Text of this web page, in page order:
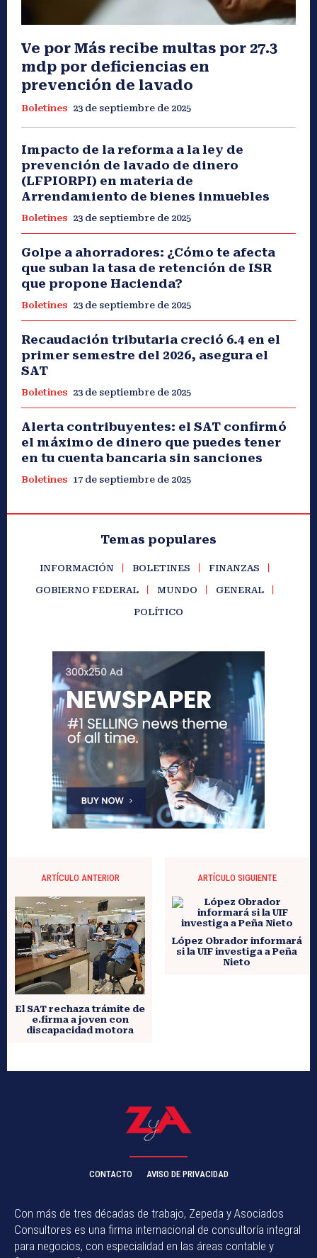
Ve por Más recibe multas por 27.3
mdp por deficiencias en
prevención de lavado
Boletines 23 de septiembre de 2025
Impacto de la reforma a la ley de
prevención de lavado de dinero
(LFPIORPI) en materia de
Arrendamiento de bienes inmuebles
Boletines 23 de septiembre de 2025
Golpe a ahorradores: ¿Cómo te afecta
que suban la tasa de retención de ISR
que propone Hacienda?
Boletines 23 de septiembre de 2025
Recaudación tributaria creció 6.4 en el
primer semestre del 2026, asegura el
SAT
Boletines 23 de septiembre de 2025
Alerta contribuyentes: el SAT confirmó
el máximo de dinero que puedes tener
en tu cuenta bancaria sin sanciones
Boletines 17 de septiembre de 2025
Temas populares
INFORMACIÓN BOLETINES FINANZAS
GOBIERNO FEDERAL MUNDO GENERAL
POLÍTICO
ARTÍCULO ANTERIOR
El SAT rechaza trámite de
e.firma a joven con
discapacidad motora
ARTÍCULO SIGUIENTE
López Obrador informará
si la UIF investiga a Peña
Nieto
CONTACTO AVISO DE PRIVACIDAD
Con más de tres décadas de trabajo, Zepeda y Asociados
Consultores es una firma internacional de consultoría integral
para negocios, con especialidad en las áreas contable y